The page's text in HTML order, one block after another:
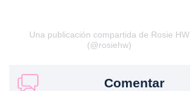
Una publicación compartida de Rosie HW
(@rosiehw)
Comentar